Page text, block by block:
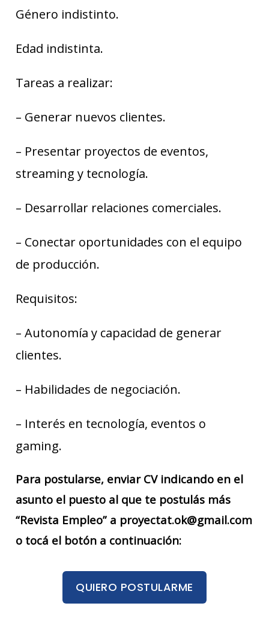
Género indistinto.
Edad indistinta.
Tareas a realizar:
– Generar nuevos clientes.
– Presentar proyectos de eventos,
streaming y tecnología.
– Desarrollar relaciones comerciales.
– Conectar oportunidades con el equipo
de producción.
Requisitos:
– Autonomía y capacidad de generar
clientes.
– Habilidades de negociación.
– Interés en tecnología, eventos o
gaming.
Para postularse, enviar CV indicando en el
asunto el puesto al que te postulás más
“Revista Empleo” a proyectat.ok@gmail.com
o tocá el botón a continuación:
QUIERO POSTULARME